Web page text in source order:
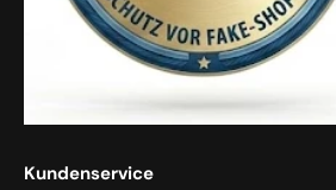
Kundenservice